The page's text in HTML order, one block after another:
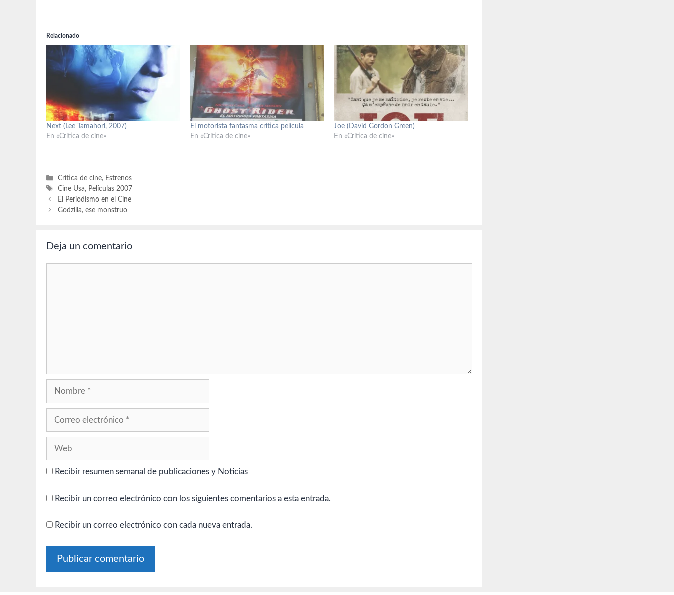
Relacionado
Next (Lee Tamahori, 2007)
En «Crítica de cine»
El motorista fantasma crítica película
En «Crítica de cine»
Joe (David Gordon Green)
En «Crítica de cine»
Categorías
Crítica de cine, Estrenos
Etiquetas
Cine Usa, Películas 2007
El Periodismo en el Cine
Godzilla, ese monstruo
Deja un comentario
Recibir resumen semanal de publicaciones y Noticias
Recibir un correo electrónico con los siguientes comentarios a esta entrada.
Recibir un correo electrónico con cada nueva entrada.